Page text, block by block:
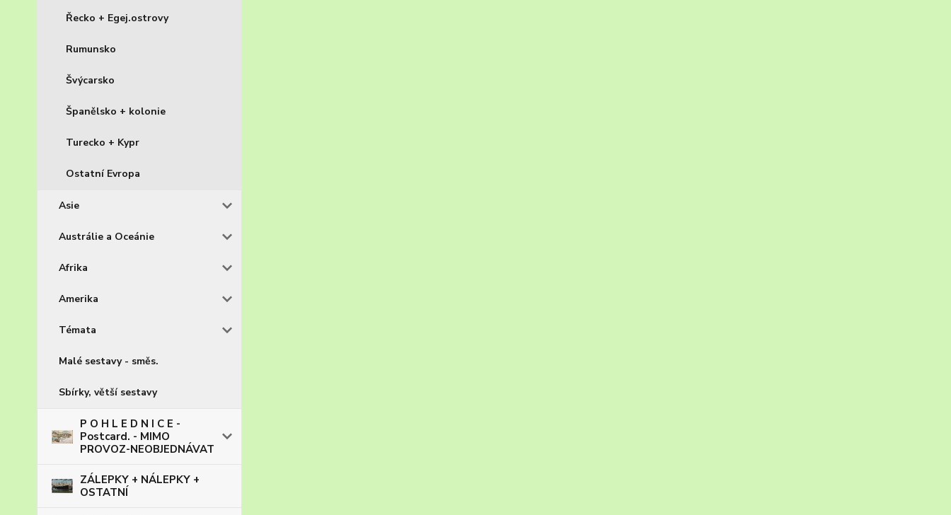
Řecko + Egej.ostrovy
Rumunsko
Švýcarsko
Španělsko + kolonie
Turecko + Kypr
Ostatní Evropa
Asie
Austrálie a Oceánie
Afrika
Amerika
Témata
Malé sestavy - směs.
Sbírky, větší sestavy
P O H L E D N I C E -
Postcard. - MIMO
PROVOZ-NEOBJEDNÁVAT
ZÁLEPKY + NÁLEPKY +
OSTATNÍ